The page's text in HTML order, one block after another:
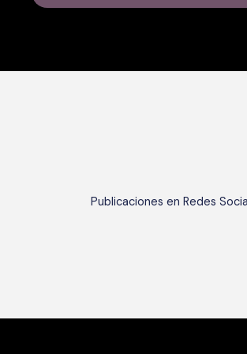
5
Publicaciones en Redes